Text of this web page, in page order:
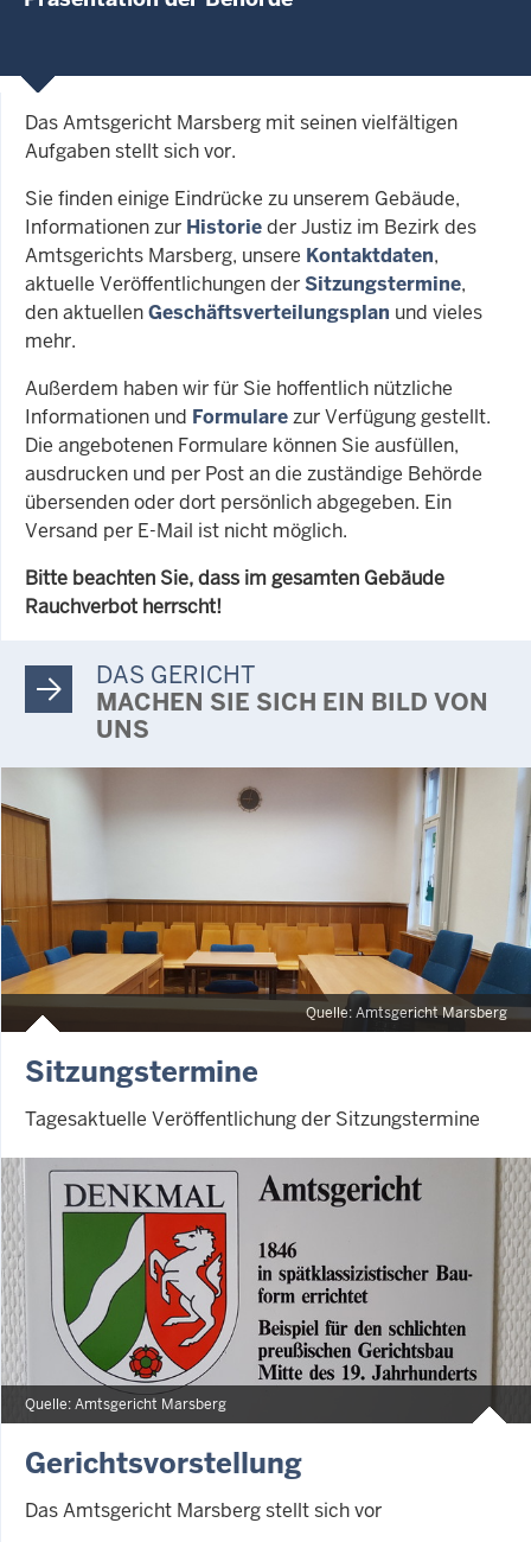
Das Amtsgericht Marsberg mit seinen vielfältigen
Aufgaben stellt sich vor.
Sie finden einige Eindrücke zu unserem Gebäude,
Informationen zur Historieder Justiz im Bezirk des
Amtsgerichts Marsberg, unsere Kontaktdaten,
aktuelle Veröffentlichungen derSitzungstermine,
den aktuellenGeschäftsverteilungsplan und vieles
mehr.
Außerdem haben wir für Sie hoffentlich nützliche
Informationen und Formularezur Verfügung gestellt.
Die angebotenen Formulare können Sie ausfüllen,
ausdrucken und per Post an die zuständige Behörde
übersenden oder dort persönlich abgegeben. Ein
Versand per E-Mail ist nicht möglich.
Bitte beachten Sie, dass im gesamten Gebäude
Rauchverbot herrscht!
DAS GERICHT
MACHEN SIE SICH EIN BILD VON
UNS
Quelle: Amtsgericht Marsberg
Sitzungstermine
Tagesaktuelle Veröffentlichung der Sitzungstermine
Quelle: Amtsgericht Marsberg
Gerichtsvorstellung
Das Amtsgericht Marsberg stellt sich vor